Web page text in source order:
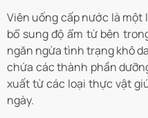
Viên uống cấp nước là
bổ sung độ ẩm từ bên
ngăn ngừa tình trạng khô
chứa các thành phần
xuất từ các loại thực vật
ngày.